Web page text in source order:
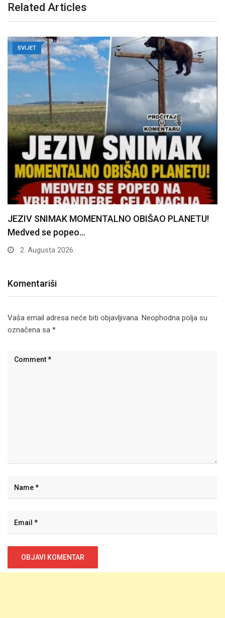
Related Articles
SVIJET
JEZIV SNIMAK MOMENTALNO OBIŠAO PLANETU!
Medved se popeo…
2. Augusta 2026.
Komentariši
Vaša email adresa neće biti objavljivana. Neophodna polja su
označena sa *